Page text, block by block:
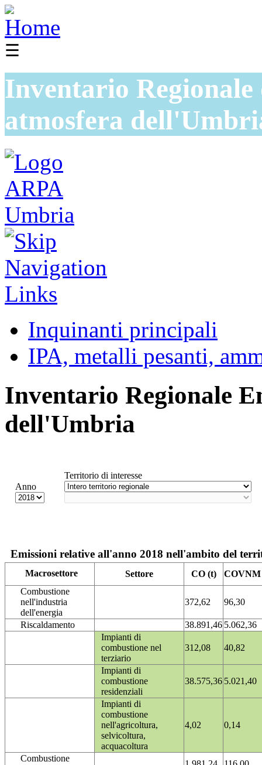
☰
Inventario
atmosfera
Inquinanti principali
IPA, metalli pesanti,
Inventario Regionale
dell'Umbria
Anno
Territorio di interesse
Emissioni relative all'anno 2018 nell'ambito del
Macrosettore Settore CO (t)
COVNM
Combustione
nell'industria
dell'energia
372,62 96,30
Riscaldamento 38.891,46 5.062,36
Impianti di
combustione nel
terziario
312,08 40,82
Impianti di
combustione
residenziali
38.575,36 5.021,40
Impianti di
combustione
nell'agricoltura,
selvicoltura,
acquacoltura
4,02 0,14
Combustione